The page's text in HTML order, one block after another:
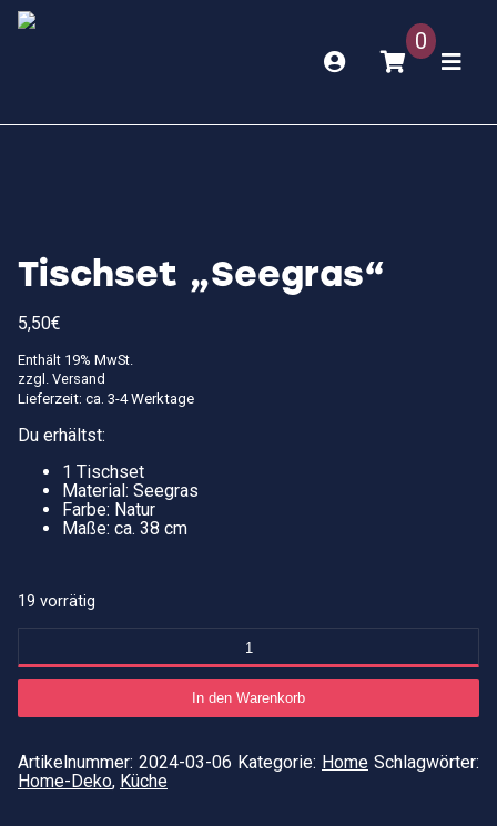
0
Tischset „Seegras“
5,50€
Enthält 19% MwSt.
zzgl. Versand
Lieferzeit: ca. 3-4 Werktage
Du erhältst:
1 Tischset
Material: Seegras
Farbe: Natur
Maße: ca. 38 cm
19 vorrätig
Menge
In den Warenkorb
Artikelnummer: 2024-03-06 Kategorie: Home Schlagwörter:
Home-Deko, Küche